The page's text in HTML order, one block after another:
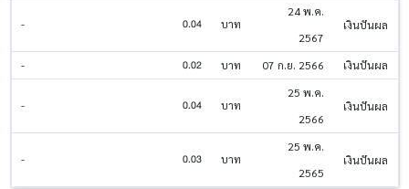
- 0.04 บาท
24 พ.ค.
2567
เงินปันผล
- 0.02 บาท 07 ก.ย. 2566 เงินปันผล
- 0.04 บาท
25 พ.ค.
2566
เงินปันผล
- 0.03 บาท
25 พ.ค.
2565
เงินปันผล